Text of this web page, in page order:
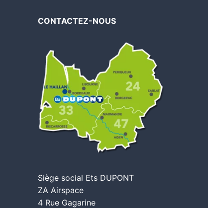
CONTACTEZ-NOUS
Siège social Ets DUPONT
ZA Airspace
4 Rue Gagarine